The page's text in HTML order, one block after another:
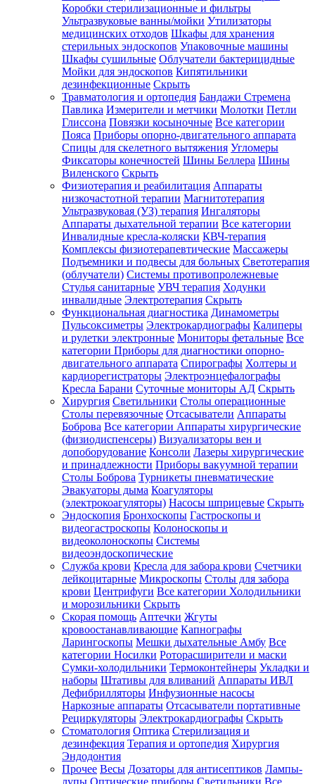
Коробки стерилизационные и фильтры
Ультразвуковые ванны/мойки Утилизаторы
медицинских отходов Шкафы для хранения
стерильных эндоскопов Упаковочные машины
Шкафы сушильные Облучатели бактерицидные
Мойки для эндоскопов Кипятильники
дезинфекционные Скрыть
Травматология и ортопедия Бандажи Стремена
Павлика Измерители и метчики Молотки Петли
Глиссона Повязки косыночные Все категории
Пояса Приборы опорно-двигательного аппарата
Спицы для скелетного вытяжения Угломеры
Фиксаторы конечностей Шины Беллера Шины
Виленского Скрыть
Физиотерапия и реабилитация Аппараты
низкочастотной терапии Магнитотерапия
Ультразвуковая (УЗ) терапия Ингаляторы
Аппараты дыхательной терапии Все категории
Инвалидные кресла-коляски КВЧ-терапия
Комплексы физиотерапевтические Массажеры
Подъемники и подвесы для больных Светотерапия
(облучатели) Системы противопролежневые
Стулья санитарные УВЧ терапия Ходунки
инвалидные Электротерапия Скрыть
Функциональная диагностика Динамометры
Пульсоксиметры Электрокардиографы Калиперы
и рулетки электронные Мониторы фетальные Все
категории Приборы для диагностики опорно-
двигательного аппарата Спирографы Холтеры и
кардиорегистраторы Электроэнцефалографы
Кресла Барани Суточные мониторы АД Скрыть
Хирургия Светильники Столы операционные
Столы перевязочные Отсасыватели Аппараты
Боброва Все категории Аппараты хирургические
(физиодиспенсеры) Визуализаторы вен и
допоборудование Консоли Лазеры хирургические
и принадлежности Приборы вакуумной терапии
Столы Боброва Турникеты пневматические
Эвакуаторы дыма Коагуляторы
(электрокоагуляторы) Насосы шприцевые Скрыть
Эндоскопия Бронхоскопы Гастроскопы и
видеогастроскопы Колоноскопы и
видеоколоноскопы Системы
видеоэндоскопические
Служба крови Кресла для забора крови Счетчики
лейкоцитарные Микроскопы Столы для забора
крови Центрифуги Все категории Холодильники
и морозильники Скрыть
Скорая помощь Аптечки Жгуты
кровоостанавливающие Капнографы
Ларингоскопы Мешки дыхательные Амбу Все
категории Носилки Роторасширители и маски
Сумки-холодильники Термоконтейнеры Укладки и
наборы Штативы для вливаний Аппараты ИВЛ
Дефибрилляторы Инфузионные насосы
Наркозные аппараты Отсасыватели портативные
Рециркуляторы Электрокардиографы Скрыть
Стоматология Оптика Стерилизация и
дезинфекция Терапия и ортопедия Хирургия
Эндодонтия
Прочее Весы Дозаторы для антисептиков Лампы-
лупы Оптические приборы Светильники Все